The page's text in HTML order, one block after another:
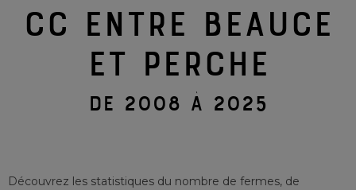
CC ENTRE BEAUCE
ET PERCHE
DE 2008 À 2025
Découvrez les statistiques du nombre de fermes, de